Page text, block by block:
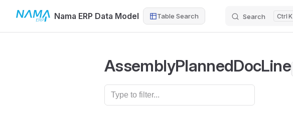
Skip to contentNama ERP Data Model Table Search Search K
AssemblyPlannedDocLine